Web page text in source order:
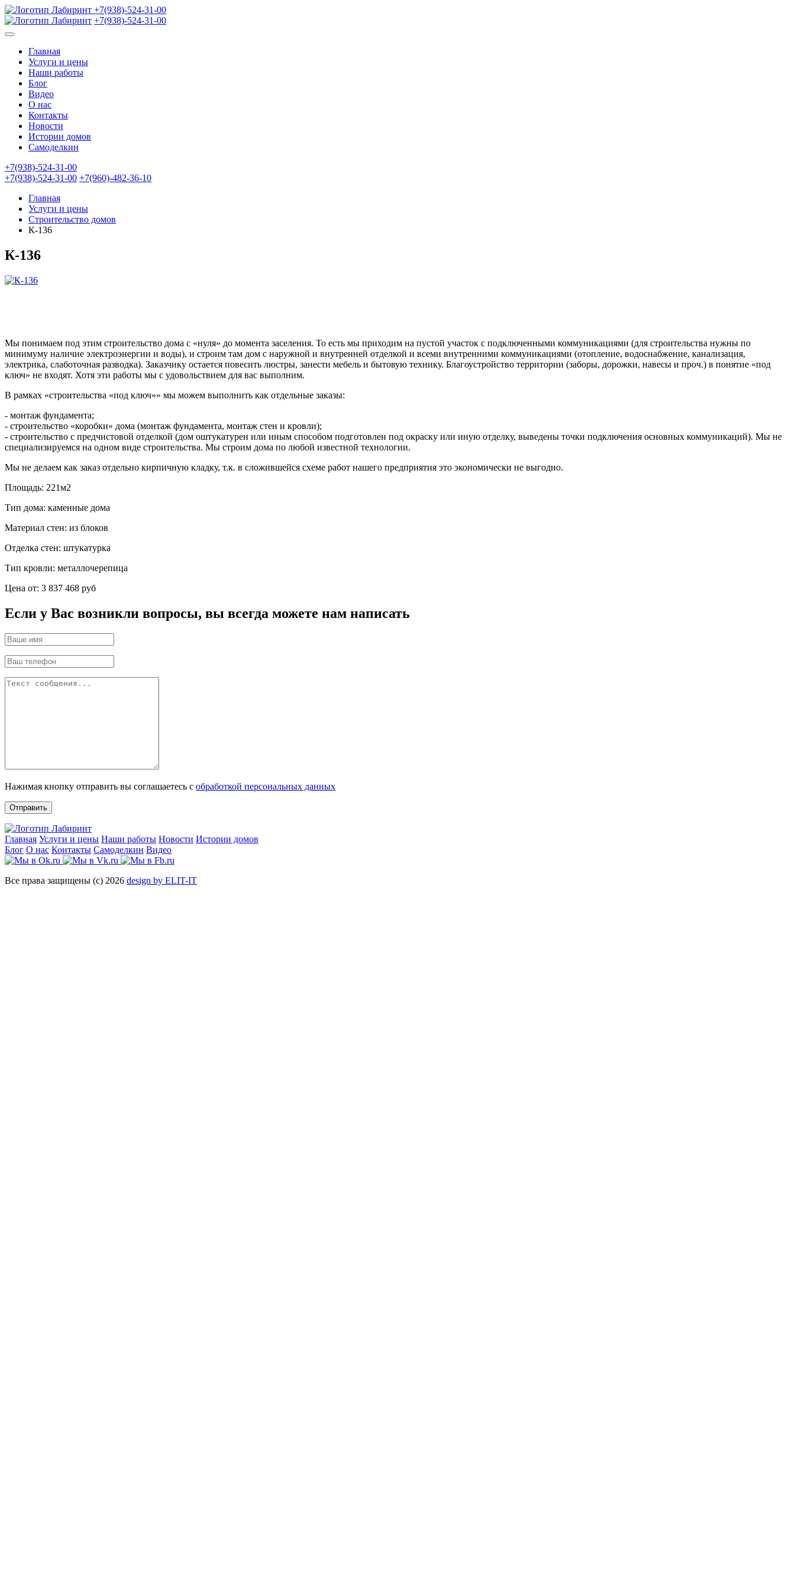
+7(938)-524-31-00
+7(938)-524-31-00
Главная
Услуги и цены
Наши работы
Блог
Видео
О нас
Контакты
Новости
Истории домов
Самоделкин
+7(938)-524-31-00
+7(938)-524-31-00 +7(960)-482-36-10
Главная
Услуги и цены
Строительство домов
К-136
К-136
Мы понимаем под этим строительство дома с «нуля» до момента заселения. То есть мы приходим на пустой участок с подключенными коммуникациями (для строительства нужны по
минимуму наличие электроэнергии и воды), и строим там дом с наружной и внутренней отделкой и всеми внутренними коммуникациями (отопление, водоснабжение, канализация,
электрика, слаботочная разводка). Заказчику остается повесить люстры, занести мебель и бытовую технику. Благоустройство территории (заборы, дорожки, навесы и проч.) в понятие «под
ключ» не входят. Хотя эти работы мы с удовольствием для вас выполним.
В рамках «строительства «под ключ»» мы можем выполнить как отдельные заказы:
- монтаж фундамента;
- строительство «коробки» дома (монтаж фундамента, монтаж стен и кровли);
- строительство с предчистовой отделкой (дом оштукатурен или иным способом подготовлен под окраску или иную отделку, выведены точки подключения основных коммуникаций). Мы не
специализируемся на одном виде строительства. Мы строим дома по любой известной технологии.
Мы не делаем как заказ отдельно кирпичную кладку, т.к. в сложившейся схеме работ нашего предприятия это экономически не выгодно.
Площадь: 221м2
Тип дома: каменные дома
Материал стен: из блоков
Отделка стен: штукатурка
Тип кровли: металлочерепица
Цена от: 3 837 468 руб
Если у Вас возникли вопросы, вы всегда можете нам написать
Нажимая кнопку отправить вы соглашаетесь с обработкой персональных данных
Отправить
Главная Услуги и цены Наши работы Новости Истории домов
Блог О нас Контакты Самоделкин Видео
Все права защищены (с) 2026 design by ELIT-IT